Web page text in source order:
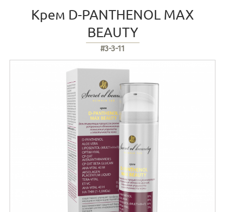
Крем D-PANTHENOL MAX
BEAUTY
#3-3-11